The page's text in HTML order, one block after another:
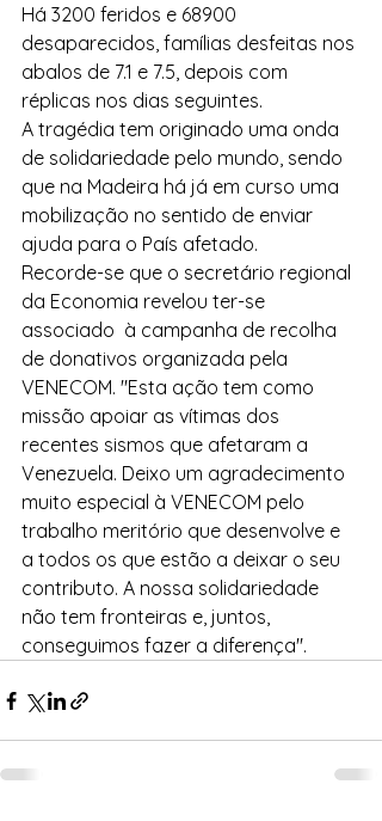
Há 3200 feridos e 68900
desaparecidos, famílias desfeitas nos
abalos de 7.1 e 7.5, depois com
réplicas nos dias seguintes.
A tragédia tem originado uma onda
de solidariedade pelo mundo, sendo
que na Madeira há já em curso uma
mobilização no sentido de enviar
ajuda para o País afetado.
Recorde-se que o secretário regional
da Economia revelou ter-se
associado  à campanha de recolha
de donativos organizada pela
VENECOM. "Esta ação tem como
missão apoiar as vítimas dos
recentes sismos que afetaram a
Venezuela. Deixo um agradecimento
muito especial à VENECOM pelo
trabalho meritório que desenvolve e
a todos os que estão a deixar o seu
contributo. A nossa solidariedade
não tem fronteiras e, juntos,
conseguimos fazer a diferença".